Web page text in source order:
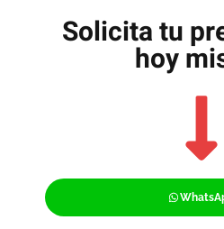
Solicita tu
hoy